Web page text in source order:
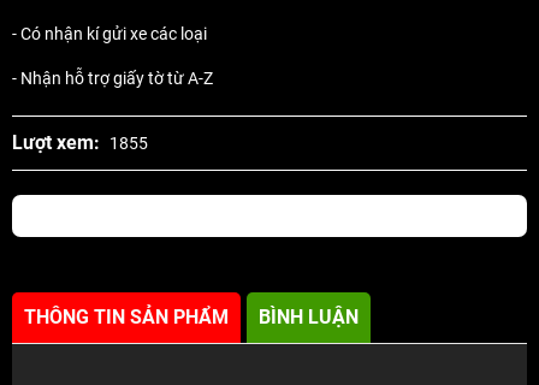
- Có nhận kí gửi xe các loại
- Nhận hỗ trợ giấy tờ từ A-Z
Lượt xem: 1855
THÔNG TIN SẢN PHẨM BÌNH LUẬN